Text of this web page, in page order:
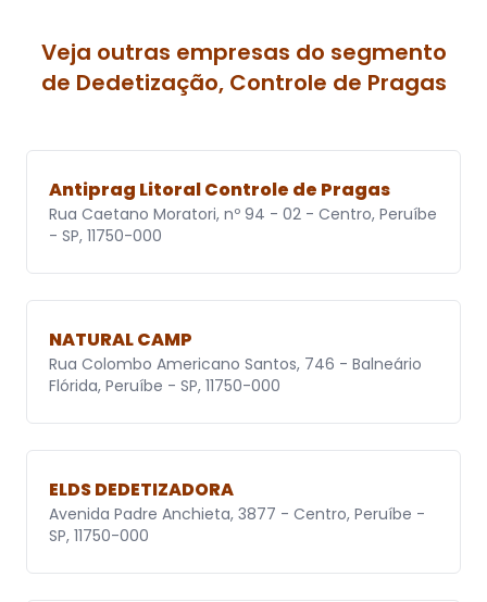
Veja outras empresas do segmento
de Dedetização, Controle de Pragas
Antiprag Litoral Controle de Pragas
Rua Caetano Moratori, nº 94 - 02 - Centro, Peruíbe
- SP, 11750-000
NATURAL CAMP
Rua Colombo Americano Santos, 746 - Balneário
Flórida, Peruíbe - SP, 11750-000
ELDS DEDETIZADORA
Avenida Padre Anchieta, 3877 - Centro, Peruíbe -
SP, 11750-000